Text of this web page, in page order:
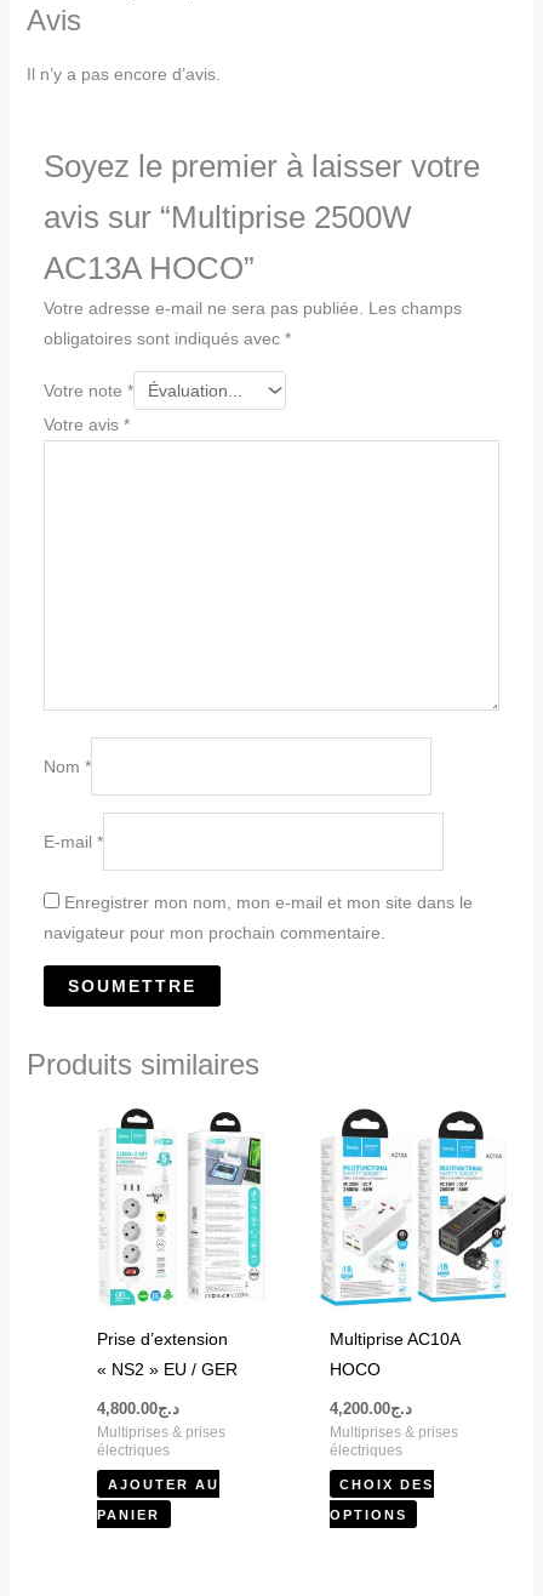
Avis
Il n’y a pas encore d’avis.
Soyez le premier à laisser votre
avis sur “Multiprise 2500W
AC13A HOCO”
Votre adresse e-mail ne sera pas publiée.
Les champs
obligatoires sont indiqués avec *
Votre note *
Votre avis *
Nom *
E-mail *
Enregistrer mon nom, mon e-mail et mon site dans le
navigateur pour mon prochain commentaire.
Produits similaires
Prise d’extension
« NS2 » EU / GER
د.ج4,800.00
Multiprises & prises
électriques
AJOUTER AU
PANIER
Multiprise AC10A
HOCO
د.ج4,200.00
Multiprises & prises
électriques
CHOIX DES
OPTIONS
produit
a
plusieurs
variations.
Les
options
peuvent
page